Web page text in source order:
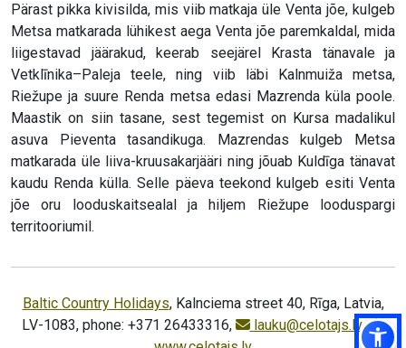
Pärast pikka kivisilda, mis viib matkaja üle Venta jõe, kulgeb
Metsa matkarada lühikest aega Venta jõe paremkaldal, mida
liigestavad jäärakud, keerab seejärel Krasta tänavale ja
Vetklīnika–Paleja teele, ning viib läbi Kalnmuiža metsa,
Riežupe ja suure Renda metsa edasi Mazrenda küla poole.
Maastik on siin tasane, sest tegemist on Kursa madalikul
asuva Pieventa tasandikuga. Mazrendas kulgeb Metsa
matkarada üle liiva-kruusakarjääri ning jõuab Kuldīga tänavat
kaudu Renda külla. Selle päeva teekond kulgeb esiti Venta
jõe oru looduskaitsealal ja hiljem Riežupe looduspargi
territooriumil.
Baltic Country Holidays, Kalnciema street 40, Rīga, Latvia,
LV-1083, phone: +371 26433316,
lauku@celotajs.lv,